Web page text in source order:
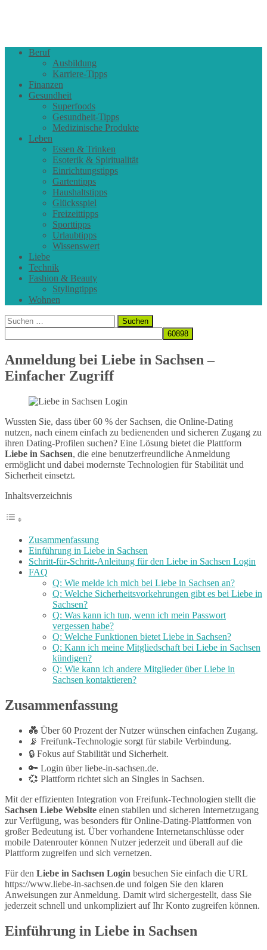
Beruf
Ausbildung
Karriere-Tipps
Finanzen
Gesundheit
Superfoods
Gesundheit-Tipps
Medizinische Produkte
Leben
Essen & Trinken
Esoterik & Spiritualität
Einrichtungstipps
Gartentipps
Haushaltstipps
Glücksspiel
Freizeittipps
Sporttipps
Urlaubtipps
Wissenswert
Liebe
Technik
Fashion & Beauty
Stylingtipps
Wohnen
Suchen
nach:
Anmeldung bei Liebe in Sachsen –
Einfacher Zugriff
Wussten Sie, dass über 60 % der Sachsen, die Online-Dating
nutzen, nach einem einfach zu bedienenden und sicheren Zugang zu
ihren Dating-Profilen suchen? Eine Lösung bietet die Plattform
Liebe in Sachsen, die eine benutzerfreundliche Anmeldung
ermöglicht und dabei modernste Technologien für Stabilität und
Sicherheit einsetzt.
Inhaltsverzeichnis
Zusammenfassung
Einführung in Liebe in Sachsen
Schritt-für-Schritt-Anleitung für den Liebe in Sachsen Login
FAQ
Q: Wie melde ich mich bei Liebe in Sachsen an?
Q: Welche Sicherheitsvorkehrungen gibt es bei Liebe in
Sachsen?
Q: Was kann ich tun, wenn ich mein Passwort
vergessen habe?
Q: Welche Funktionen bietet Liebe in Sachsen?
Q: Kann ich meine Mitgliedschaft bei Liebe in Sachsen
kündigen?
Q: Wie kann ich andere Mitglieder über Liebe in
Sachsen kontaktieren?
Zusammenfassung
💑 Über 60 Prozent der Nutzer wünschen einfachen Zugang.
📡 Freifunk-Technologie sorgt für stabile Verbindung.
🔒 Fokus auf Stabilität und Sicherheit.
🔑 Login über liebe-in-sachsen.de.
💞 Plattform richtet sich an Singles in Sachsen.
Mit der effizienten Integration von Freifunk-Technologien stellt die
Sachsen Liebe Website einen stabilen und sicheren Internetzugang
zur Verfügung, was besonders für Online-Dating-Plattformen von
großer Bedeutung ist. Über vorhandene Internetanschlüsse oder
mobile Datenrouter können Nutzer jederzeit und überall auf die
Plattform zugreifen und sich vernetzen.
Für den Liebe in Sachsen Login besuchen Sie einfach die URL
https://www.liebe-in-sachsen.de und folgen Sie den klaren
Anweisungen zur Anmeldung. Damit wird sichergestellt, dass Sie
jederzeit schnell und unkompliziert auf Ihr Konto zugreifen können.
Einführung in Liebe in Sachsen